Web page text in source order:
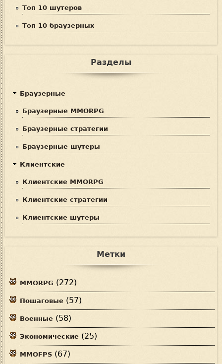
Топ 10 шутеров
Топ 10 браузерных
Разделы
Браузерные
Браузерные MMORPG
Браузерные стратегии
Браузерные шутеры
Клиентские
Клиентские MMORPG
Клиентские стратегии
Клиентские шутеры
Метки
MMORPG (272)
Пошаговые (57)
Военные (58)
Экономические (25)
MMOFPS (67)